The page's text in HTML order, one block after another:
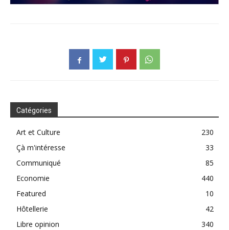
Catégories
Art et Culture
230
Çà m'intéresse
33
Communiqué
85
Economie
440
Featured
10
Hôtellerie
42
Libre opinion
340